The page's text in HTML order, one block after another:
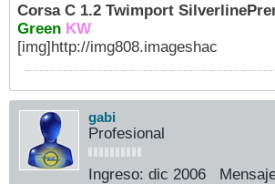
Corsa C 1.2 Twimport
Green KW
[img]http://img808.imageshac
gabi
Profesional
Ingreso: dic 2006